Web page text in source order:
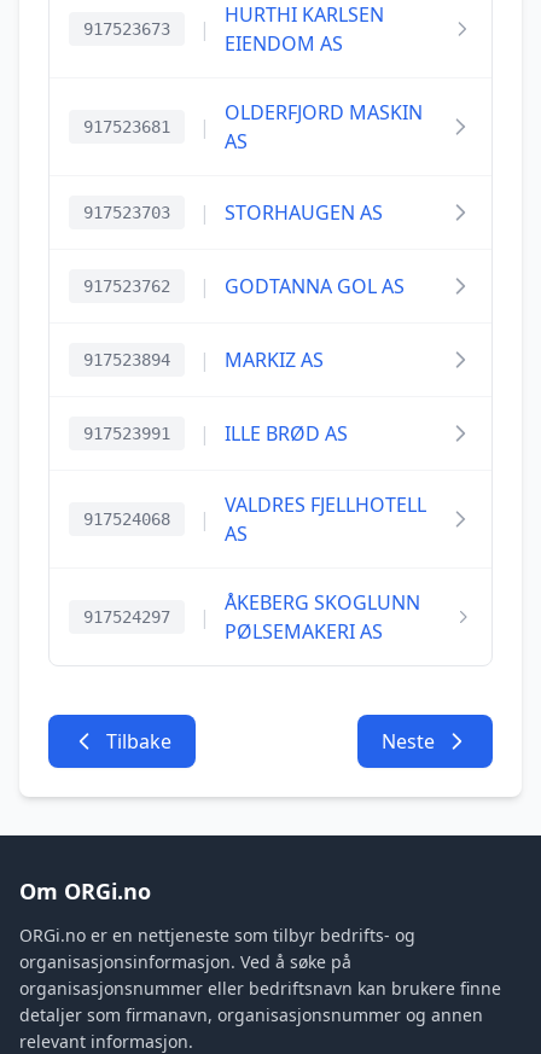
917523673 |
HURTHI KARLSEN
EIENDOM AS
917523681 |
OLDERFJORD MASKIN
AS
917523703 | STORHAUGEN AS
917523762 | GODTANNA GOL AS
917523894 | MARKIZ AS
917523991 | ILLE BRØD AS
917524068 |
VALDRES FJELLHOTELL
AS
917524297 |
ÅKEBERG SKOGLUNN
PØLSEMAKERI AS
Tilbake Neste
Om ORGi.no
ORGi.no er en nettjeneste som tilbyr bedrifts- og
organisasjonsinformasjon. Ved å søke på
organisasjonsnummer eller bedriftsnavn kan brukere finne
detaljer som firmanavn, organisasjonsnummer og annen
relevant informasjon.